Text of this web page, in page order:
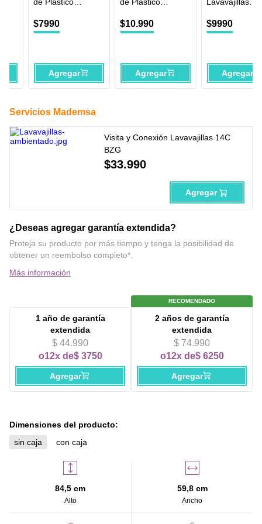
bajo las condiciones de uso indicadas en el manual del producto.
Unidades
$7990
Agregar
Unidades
$10.990
Agregar
$9990
Agregar
Servicios Mademsa
Visita y Conexión Lavavajillas 14C
BZG
$33.990
Agregar
¿Deseas agregar garantía extendida?
Proteja su producto por más tiempo y tenga la posibilidad de
obtener un reembolso completo*.
Más información
1 año de garantía
extendida
$ 44.990
o12x de$ 3750
Agregar
RECOMENDADO
2 años de garantía
extendida
$ 74.990
o12x de$ 6250
Agregar
Dimensiones del producto:
sin caja
con caja
84,5 cm
Alto
59,8 cm
Ancho